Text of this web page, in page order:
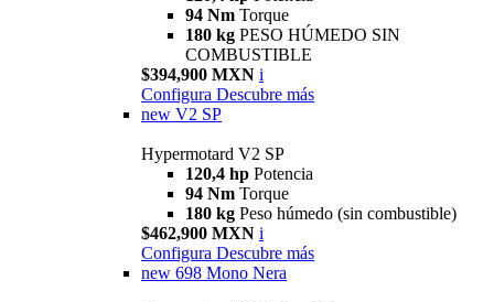
94 Nm Torque
180 kg PESO HÚMEDO SIN
COMBUSTIBLE
$394,900 MXN i
Configura Descubre más
new V2 SP
Hypermotard V2 SP
120,4 hp Potencia
94 Nm Torque
180 kg Peso húmedo (sin combustible)
$462,900 MXN i
Configura Descubre más
new 698 Mono Nera